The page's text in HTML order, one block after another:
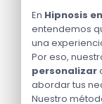
En Hipnosis
entendemos
una
Por eso,
personalizar
abordar tus
Nuestro